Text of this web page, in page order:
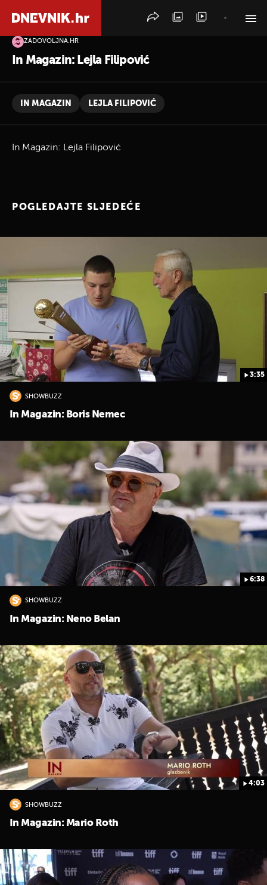
ZADOVOLJNA.HR
In Magazin: Lejla Filipović
IN MAGAZIN LEJLA FILIPOVIĆ
In Magazin: Lejla Filipović
POGLEDAJTE SLJEDEĆE
3:35
SHOWBUZZ
In Magazin: Boris Nemec
6:38
SHOWBUZZ
In Magazin: Neno Belan
4:03
SHOWBUZZ
In Magazin: Mario Roth
PRETRAŽITE VIJESTI